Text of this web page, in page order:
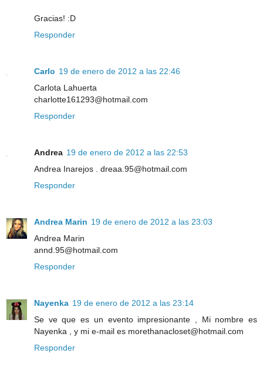
Gracias! :D
Responder
Carlo 19 de enero de 2012 a las 22:46
Carlota Lahuerta
charlotte161293@hotmail.com
Responder
Andrea 19 de enero de 2012 a las 22:53
Andrea Inarejos . dreaa.95@hotmail.com
Responder
Andrea Marin 19 de enero de 2012 a las 23:03
Andrea Marin
annd.95@hotmail.com
Responder
Nayenka 19 de enero de 2012 a las 23:14
Se ve que es un evento impresionante , Mi nombre es
Nayenka , y mi e-mail es morethanacloset@hotmail.com
Responder